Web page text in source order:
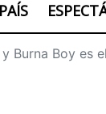
PAÍS
Burna Boy es